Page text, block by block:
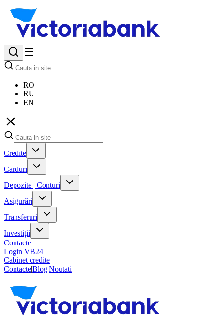
RO
RU
EN
Credite
Carduri
Depozite | Conturi
Asigurări
Transferuri
Investiții
Contacte
Login VB24
Cabinet credite
Contacte|Blog|Noutati